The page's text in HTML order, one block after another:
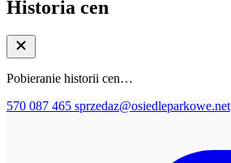
Historia cen
Pobieranie historii cen…
570 087 465 sprzedaz@osiedleparkowe.net